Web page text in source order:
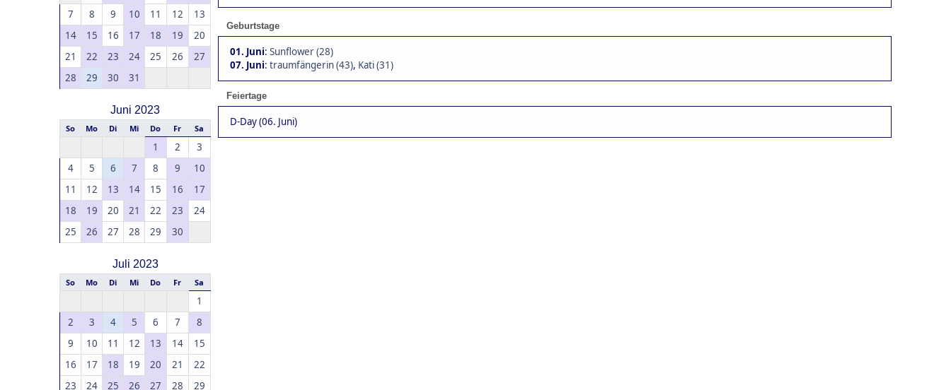
7
8 9 10 11 12
13
14
15 16 17 18 19
20
21
22 23 24 25 26
27
28
29 30 31
Juni 2023
So Mo Di Mi Do Fr Sa
1 2
3
4
5 6 7 8 9
10
11
12 13 14 15 16
17
18
19 20 21 22 23
24
25
26 27 28 29 30
Juli 2023
So Mo Di Mi Do Fr Sa
1
2
3 4 5 6 7
8
9
10 11 12 13 14
15
16
17 18 19 20 21
22
23
24 25 26 27 28 29
Geburtstage
01. Juni: Sunflower (28)
07. Juni: traumfängerin (43), Kati (31)
Feiertage
D-Day (06. Juni)